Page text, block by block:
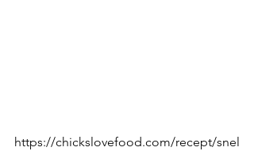
https://chickslovefood.com/recept/snel